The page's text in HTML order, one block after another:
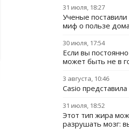
31 июля, 18:27
Ученые
миф о пользе
30 июля, 17:54
Если вы
может быть не в
3 августа, 10:46
Casio
31 июля, 18:52
Этот тип жира
разрушать мозг: